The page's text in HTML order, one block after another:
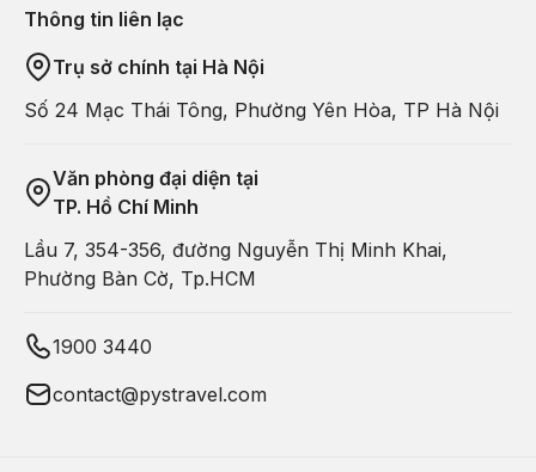
Thông tin liên lạc
Trụ sở chính tại Hà Nội
Số 24 Mạc Thái Tông, Phường Yên Hòa, TP Hà Nội
Văn phòng đại diện tại
TP. Hồ Chí Minh
Lầu 7, 354-356, đường Nguyễn Thị Minh Khai,
Phường Bàn Cờ, Tp.HCM
1900 3440
contact@pystravel.com